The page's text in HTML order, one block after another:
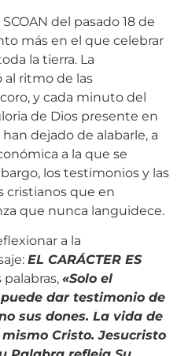
del pasado 18 de
más en el que celebrar
la tierra. La
al ritmo de las
y cada minuto del
de Dios presente en
dejado de alabarle, a
a la que se
los testimonios y las
cristianos que en
que nunca languidece.
a la
EL CARÁCTER ES
palabras, «Solo el
dar testimonio de
sus dones. La vida de
Cristo. Jesucristo